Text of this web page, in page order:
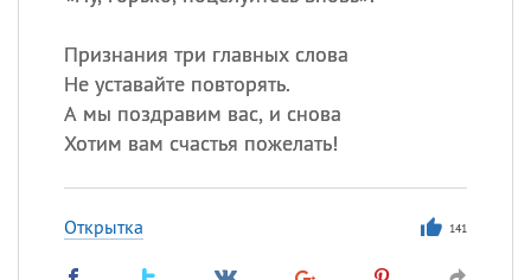
Признания три главных слова
Не уставайте повторять.
А мы поздравим вас, и снова
Хотим вам счастья пожелать!
Открытка 141
Александр
Анна
Посмотреть значениеи